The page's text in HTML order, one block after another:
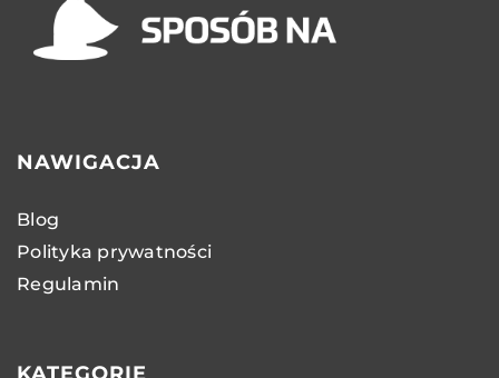
NAWIGACJA
Blog
Polityka prywatności
Regulamin